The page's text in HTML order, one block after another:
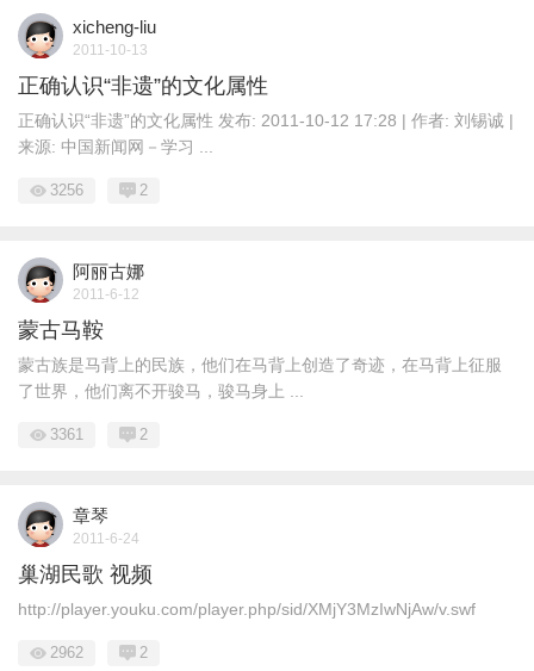
xicheng-liu
2011-10-13
正确认识“非遗”的文化属性
正确认识“非遗”的文化属性 发布: 2011-10-12 17:28 | 作者: 刘锡诚 |
来源: 中国新闻网－学习 ...
3256 2
阿丽古娜
2011-6-12
蒙古马鞍
蒙古族是马背上的民族，他们在马背上创造了奇迹，在马背上征服
了世界，他们离不开骏马，骏马身上 ...
3361 2
章琴
2011-6-24
巢湖民歌 视频
http://player.youku.com/player.php/sid/XMjY3MzIwNjAw/v.swf
2962 2